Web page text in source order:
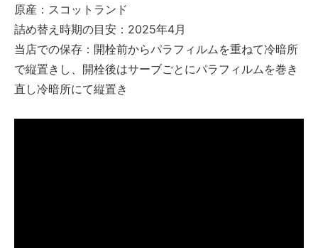
原産：スコットランド
詰め替え時期の目安：2025年4月
当店での保存：開栓前からパラフィルムを重ねて冷暗所
で縦置きし、開栓後はサーブごとにパラフィルムを巻き
直し冷暗所にて縦置き